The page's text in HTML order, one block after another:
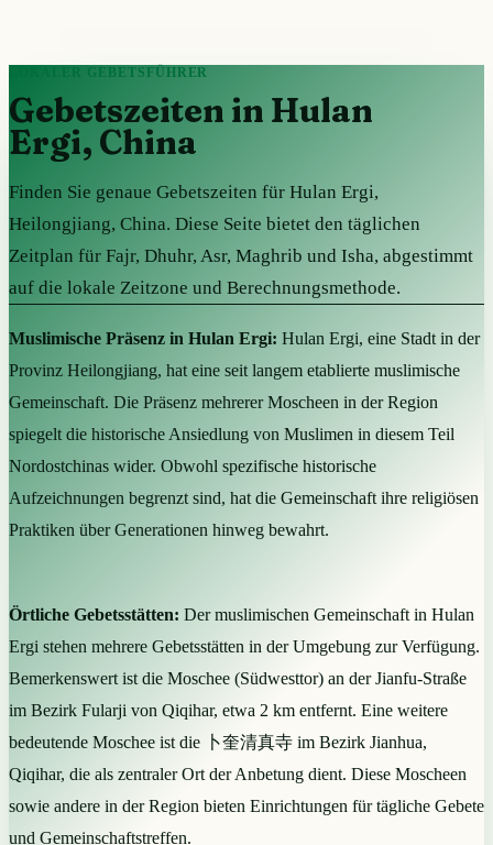
LOKALER GEBETSFÜHRER
Gebetszeiten in Hulan
Ergi, China
Finden Sie genaue Gebetszeiten für Hulan Ergi,
Heilongjiang, China. Diese Seite bietet den täglichen
Zeitplan für Fajr, Dhuhr, Asr, Maghrib und Isha, abgestimmt
auf die lokale Zeitzone und Berechnungsmethode.
Muslimische Präsenz in Hulan Ergi: Hulan Ergi, eine Stadt in der
Provinz Heilongjiang, hat eine seit langem etablierte muslimische
Gemeinschaft. Die Präsenz mehrerer Moscheen in der Region
spiegelt die historische Ansiedlung von Muslimen in diesem Teil
Nordostchinas wider. Obwohl spezifische historische
Aufzeichnungen begrenzt sind, hat die Gemeinschaft ihre religiösen
Praktiken über Generationen hinweg bewahrt.
Örtliche Gebetsstätten: Der muslimischen Gemeinschaft in Hulan
Ergi stehen mehrere Gebetsstätten in der Umgebung zur Verfügung.
Bemerkenswert ist die Moschee (Südwesttor) an der Jianfu-Straße
im Bezirk Fularji von Qiqihar, etwa 2 km entfernt. Eine weitere
bedeutende Moschee ist die 卜奎清真寺 im Bezirk Jianhua,
Qiqihar, die als zentraler Ort der Anbetung dient. Diese Moscheen
sowie andere in der Region bieten Einrichtungen für tägliche Gebete
und Gemeinschaftstreffen.